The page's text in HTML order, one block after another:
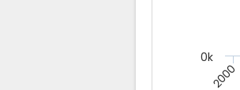
2000
0k